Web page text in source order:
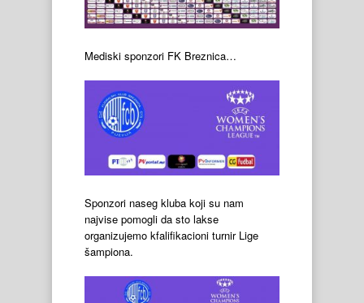
Mediski sponzori FK Breznica…
Sponzori naseg kluba koji su nam
najvise pomogli da sto lakse
organizujemo kfalifikacioni turnir Lige
šampiona.